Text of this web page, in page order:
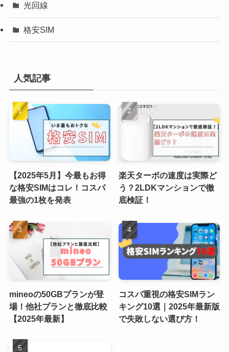
光回線
格安SIM
人気記事
【2025年5月】今最もお得
な格安SIMはコレ！コスパ
最強の1枚を発表
楽天ターボの速度は実際ど
う？2LDKマンションで徹
底検証！
mineoの50GBプランが登
場！他社プランと徹底比較
【2025年最新】
コスパ重視の格安SIMラン
キング10選｜2025年最新版
で失敗しない選び方！